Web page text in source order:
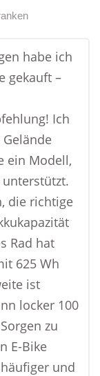
habe ich
gekauft –
Ich
ein Modell,
die richtige
Rad hat
625 Wh
ist
locker 100
zu
E-Bike
und